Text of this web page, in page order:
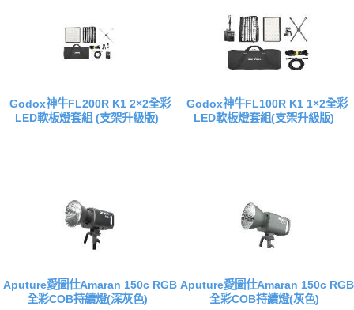
Godox神牛FL200R K1 2×2全彩
LED軟板燈套組 (支架升級版)
Godox神牛FL100R K1 1×2全彩
LED軟板燈套組(支架升級版)
Aputure愛圖仕Amaran 150c RGB
全彩COB持續燈(深灰色)
Aputure愛圖仕Amaran 150c RGB
全彩COB持續燈(灰色)